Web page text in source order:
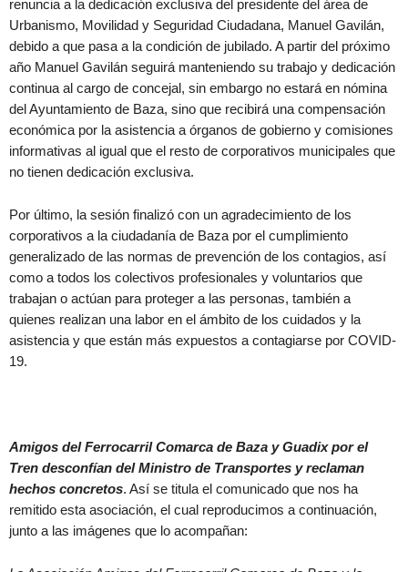
renuncia a la dedicación exclusiva del presidente del área de
Urbanismo, Movilidad y Seguridad Ciudadana, Manuel Gavilán,
debido a que pasa a la condición de jubilado. A partir del próximo
año Manuel Gavilán seguirá manteniendo su trabajo y dedicación
continua al cargo de concejal, sin embargo no estará en nómina
del Ayuntamiento de Baza, sino que recibirá una compensación
económica por la asistencia a órganos de gobierno y comisiones
informativas al igual que el resto de corporativos municipales que
no tienen dedicación exclusiva.
Por último, la sesión finalizó con un agradecimiento de los
corporativos a la ciudadanía de Baza por el cumplimiento
generalizado de las normas de prevención de los contagios, así
como a todos los colectivos profesionales y voluntarios que
trabajan o actúan para proteger a las personas, también a
quienes realizan una labor en el ámbito de los cuidados y la
asistencia y que están más expuestos a contagiarse por COVID-
19.
Amigos del Ferrocarril Comarca de Baza y Guadix por el
Tren desconfían del Ministro de Transportes y reclaman
hechos concretos. Así se titula el comunicado que nos ha
remitido esta asociación, el cual reproducimos a continuación,
junto a las imágenes que lo acompañan: